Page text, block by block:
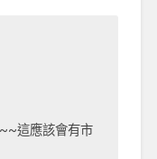
這應該會有市